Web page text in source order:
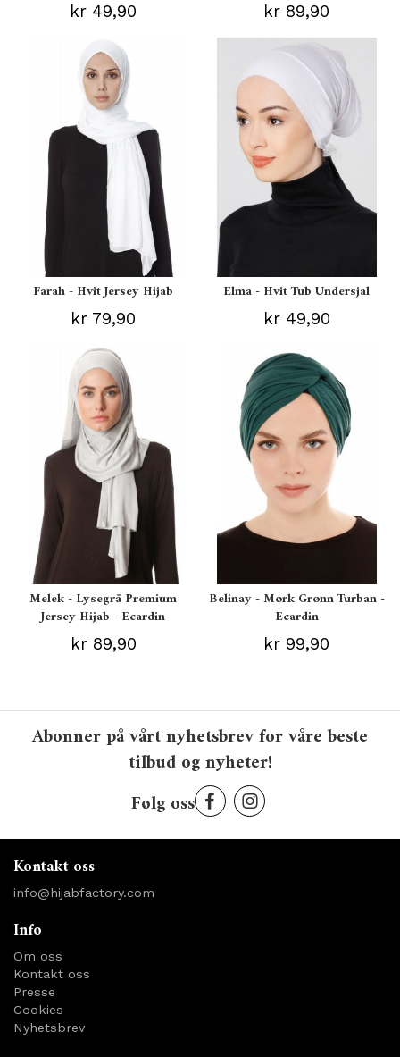
kr 49,90 kr 89,90
Farah - Hvit Jersey Hijab
kr 79,90
Elma - Hvit Tub Undersjal
kr 49,90
Melek - Lysegrå Premium
Jersey Hijab - Ecardin
kr 89,90
Belinay - Mørk Grønn Turban -
Ecardin
kr 99,90
Abonner på vårt nyhetsbrev for våre beste
tilbud og nyheter!
Følg oss
Kontakt oss
info@hijabfactory.com
Info
Om oss
Kontakt oss
Presse
Cookies
Nyhetsbrev